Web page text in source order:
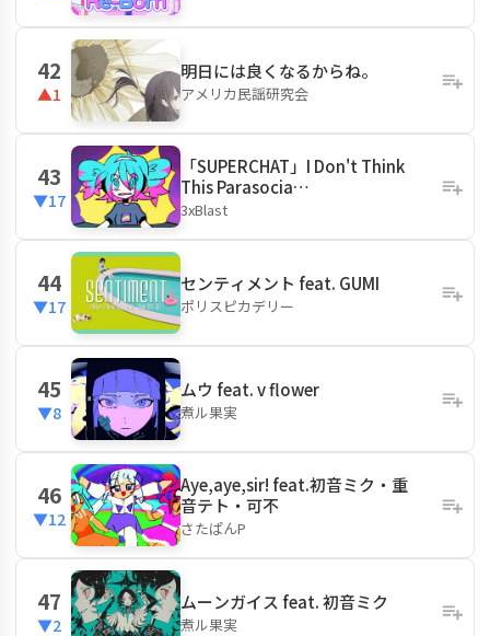
42
▲1
明日には良くなるからね。
アメリカ民謡研究会
43
▼17
「SUPERCHAT」I Don't Think
This Parasocia…
3xBlast
44
▼17
センティメント feat. GUMI
ポリスピカデリー
45
▼8
ムウ feat. v flower
煮ル果実
46
▼12
Aye,aye,sir! feat.初音ミク・重
音テト・可不
さたぱんP
47
▼2
ムーンガイス feat. 初音ミク
煮ル果実